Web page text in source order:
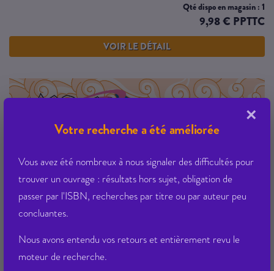
Votre recherche a été améliorée
Vous avez été nombreux à nous signaler des difficultés pour
trouver un ouvrage : résultats hors sujet, obligation de
passer par l'ISBN, recherches par titre ou par auteur peu
concluantes.
Nous avons entendu vos retours et entièrement revu le
moteur de recherche.
×
Qté dispo en magasin : 1
9,98 € PPTTC
VOIR LE DÉTAIL